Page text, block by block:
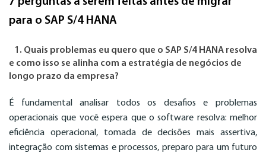
para o SAP S/4 HANA
1. Quais problemas eu quero que o SAP S/4 HANA resolva
e como isso se alinha com a estratégia de negócios de
longo prazo da empresa?
É fundamental analisar todos os desafios e problemas
operacionais que você espera que o software resolva: melhor
eficiência operacional, tomada de decisões mais assertiva,
integração com sistemas e processos, preparo para um futuro